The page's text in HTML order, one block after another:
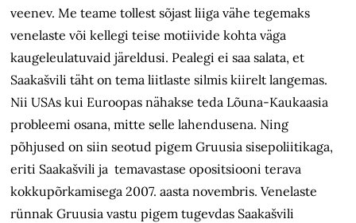
veenev. Me teame tollest sõjast liiga vähe tegemaks
venelaste või kellegi teise motiivide kohta väga
kaugeleulatuvaid järeldusi. Pealegi ei saa salata, et
Saakašvili täht on tema liitlaste silmis kiirelt langemas.
Nii USAs kui Euroopas nähakse teda Lõuna-Kaukaasia
probleemi osana, mitte selle lahendusena. Ning
põhjused on siin seotud pigem Gruusia sisepoliitikaga,
eriti Saakašvili ja temavastase opositsiooni terava
kokkupõrkamisega 2007. aasta novembris. Venelaste
rünnak Gruusia vastu pigem tugevdas Saakašvili